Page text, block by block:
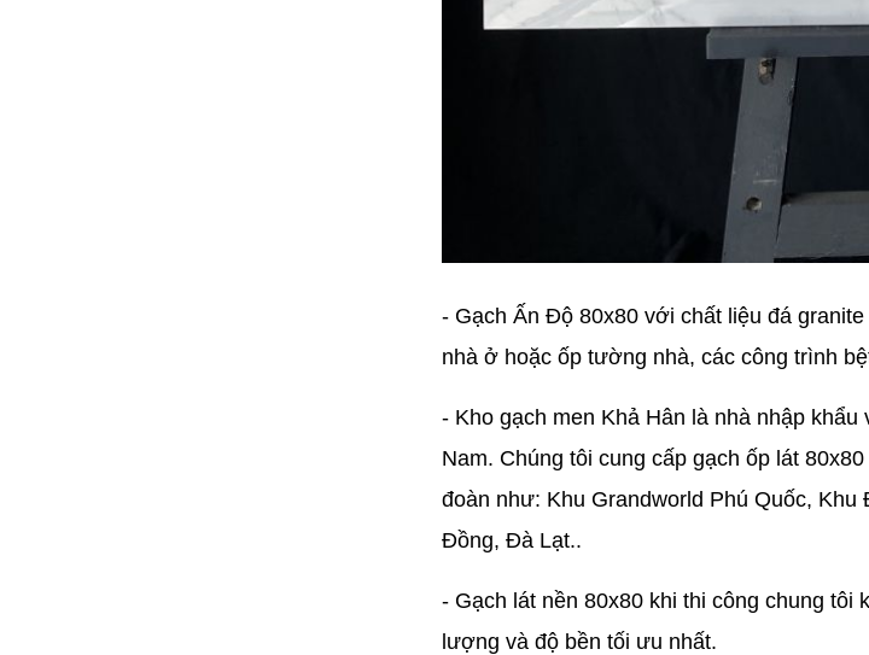
- Gạch Ấn Độ 80x80 với chất liệu đá
nhà ở hoặc ốp tường nhà, các công trình
- Kho gạch men Khả Hân là nhà nhập khẩu
Nam. Chúng tôi cung cấp gạch ốp lát
đoàn như: Khu Grandworld Phú Quốc,
Đồng, Đà Lạt..
- Gạch lát nền 80x80 khi thi công chung tôi
lượng và độ bền tối ưu nhất.